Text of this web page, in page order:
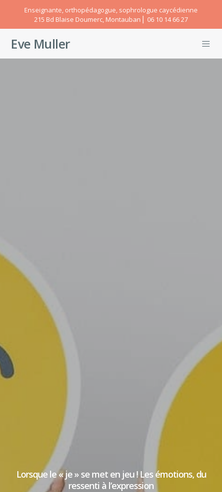
Enseignante, orthopédagogue, sophrologue caycédienne
215 Bd Blaise Doumerc, Montauban ⎜ 06 10 14 66 27
Eve Muller
Lorsque le « je » se met en jeu ! Les émotions, du
ressenti à l’expression